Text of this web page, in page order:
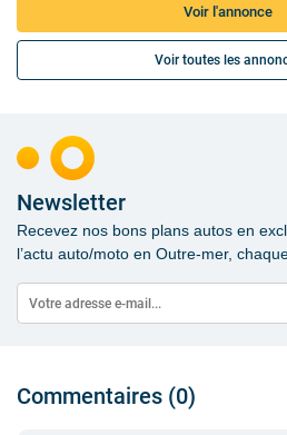
Voir l'annonce
Voir toutes les
Newsletter
Recevez nos bons plans autos en
l’actu auto/moto en Outre-mer,
Commentaires (0)